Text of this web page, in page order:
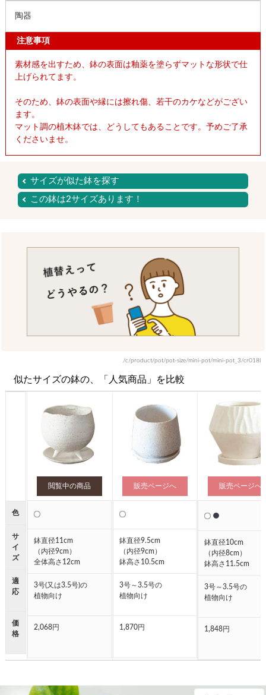
陶器
注意事項
素材感を出すため、鉢の表面は釉薬を塗らずマットな形状で仕
上げられてます。
そのため、鉢の表面や縁には擦れ傷、若干のカケなどがござい
ます。
マット調の植木鉢では、どうしてもあることです。予めご了承
くださいませ。
サイズが似た鉢を探す
この鉢は2サイズあります！
/c/product/pot/pot-size/mini-pot/mini-pot_3/cr018l
似たサイズの鉢の、「人気商品」を比較
色
サ
イ
ズ
適
応
価
格
閲覧中の商品
●
鉢直径11cm
（内径9cm）
全体高さ12cm
3号(又は3.5号)の
植物向け
2,068円
販売ページへ
●
鉢直径9.5cm
（内径9cm）
鉢高さ10.5cm
3号～3.5号の
植物向け
1,870円
販売ページへ
● ●
鉢直径10cm
（内径8cm）
鉢高さ11.5cm
3号～3.5号の
植物向け
1,848円